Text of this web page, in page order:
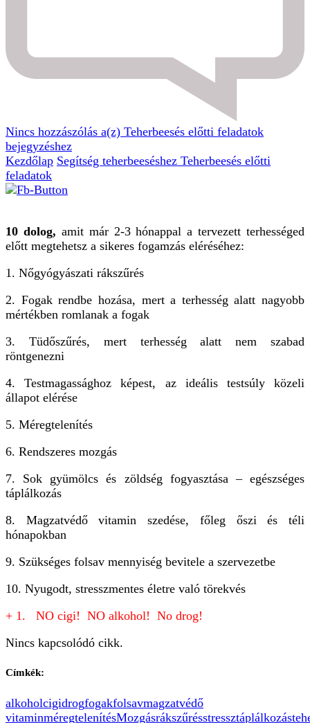
Nincs hozzászólás a(z) Teherbeesés előtti feladatok
bejegyzéshez
Kezdőlap Segítség teherbeeséshez Teherbeesés előtti
feladatok
10 dolog, amit már 2-3 hónappal a tervezett terhességed
előtt megtehetsz a sikeres fogamzás eléréséhez:
1. Nőgyógyászati rákszűrés
2. Fogak rendbe hozása, mert a terhesség alatt nagyobb
mértékben romlanak a fogak
3. Tüdőszűrés, mert terhesség alatt nem szabad
röntgenezni
4. Testmagassághoz képest, az ideális testsúly közeli
állapot elérése
5. Méregtelenítés
6. Rendszeres mozgás
7. Sok gyümölcs és zöldség fogyasztása – egészséges
táplálkozás
8. Magzatvédő vitamin szedése, főleg őszi és téli
hónapokban
9. Szükséges folsav mennyiség bevitele a szervezetbe
10. Nyugodt, stresszmentes életre való törekvés
+ 1. NO cigi! NO alkohol! No drog!
Nincs kapcsolódó cikk.
Címkék:
alkoholcigidrogfogakfolsavmagzatvédő
vitaminméregtelenítésMozgásrákszűrésstressztáplálkozás